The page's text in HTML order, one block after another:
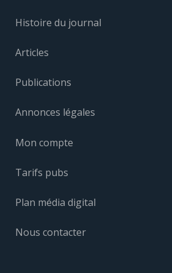
Histoire du journal
Articles
Publications
Annonces légales
Mon compte
Tarifs pubs
Plan média digital
Nous contacter